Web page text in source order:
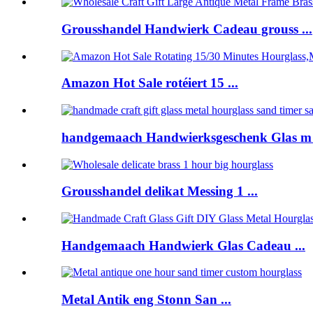
Grousshandel Handwierk Cadeau grouss ...
Amazon Hot Sale rotéiert 15 ...
handgemaach Handwierksgeschenk Glas
Grousshandel delikat Messing 1 ...
Handgemaach Handwierk Glas Cadeau ...
Metal Antik eng Stonn San ...